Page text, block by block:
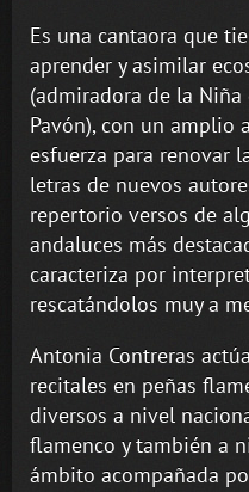
Es una cantaora que
aprender y asimilar
(admiradora de la Niña
Pavón), con un amplio
esfuerza para renovar
letras de nuevos
repertorio versos de
andaluces más
caracteriza por
rescatándolos muy a
Antonia Contreras
recitales en peñas
diversos a nivel
flamenco y también a
ámbito acompañada